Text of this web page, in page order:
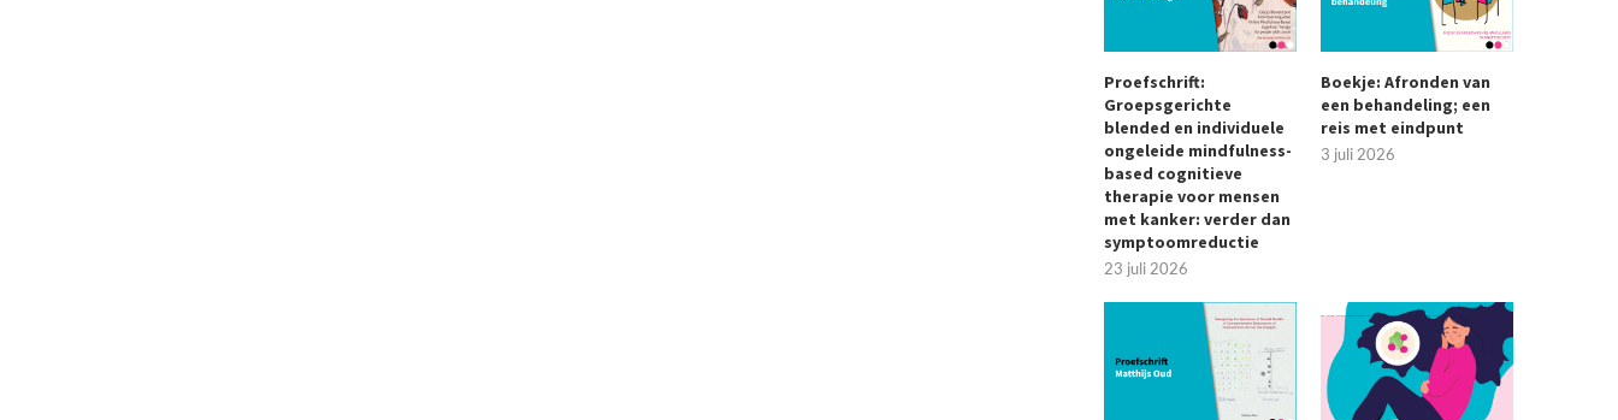
Proefschrift:
Groepsgerichte
blended en individuele
ongeleide mindfulness-
based cognitieve
therapie voor mensen
met kanker: verder dan
symptoomreductie
23 juli 2026
Boekje: Afronden van
een behandeling; een
reis met eindpunt
3 juli 2026